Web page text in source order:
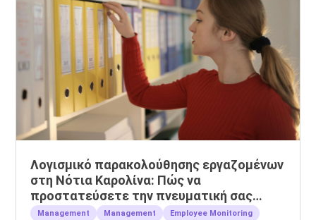
Λογισμικό παρακολούθησης εργαζομένων
στη Νότια Καρολίνα: Πώς να
προστατεύσετε την πνευματική σας
ιδιοκτησία
Management Management
Employee Monitoring